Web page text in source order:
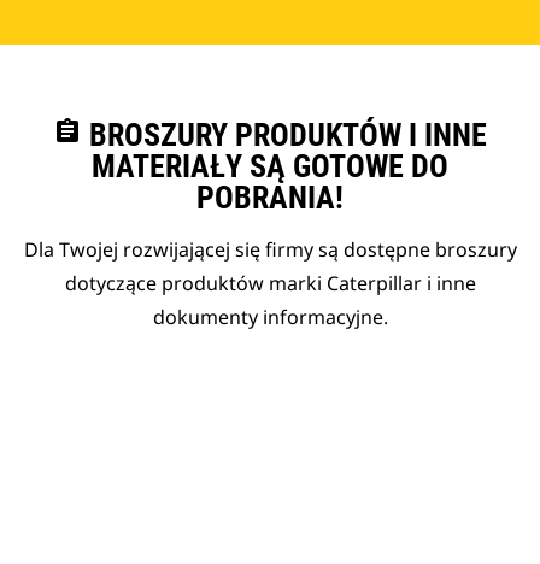
assignment BROSZURY PRODUKTÓW I INNE
MATERIAŁY SĄ GOTOWE DO
POBRANIA!
Dla Twojej rozwijającej się firmy są dostępne broszury
dotyczące produktów marki Caterpillar i inne
dokumenty informacyjne.